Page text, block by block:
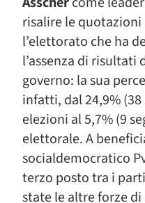
risalire le
l’elettorato che ha
l’assenza di
governo: la sua
infatti, dal 24,9%
elezioni al 5,7% (9
elettorale. A
socialdemocratico
terzo posto tra i
state le altre forze di